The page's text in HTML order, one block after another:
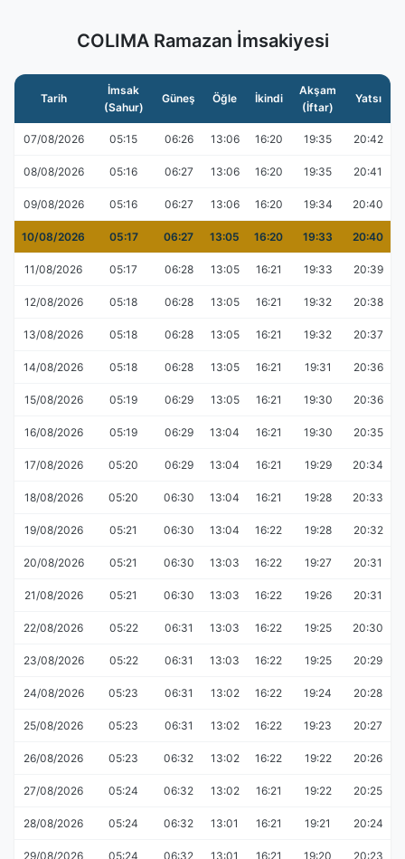
COLIMA Ramazan İmsakiyesi
Tarih
İmsak
(Sahur)
Güneş Öğle İkindi
Akşam
(İftar)
Yatsı
07/08/2026 05:15 06:26 13:06 16:20 19:35 20:42
08/08/2026 05:16 06:27 13:06 16:20 19:35 20:41
09/08/2026 05:16 06:27 13:06 16:20 19:34 20:40
10/08/2026 05:17 06:27 13:05 16:20 19:33 20:40
11/08/2026 05:17 06:28 13:05 16:21 19:33 20:39
12/08/2026 05:18 06:28 13:05 16:21 19:32 20:38
13/08/2026 05:18 06:28 13:05 16:21 19:32 20:37
14/08/2026 05:18 06:28 13:05 16:21 19:31 20:36
15/08/2026 05:19 06:29 13:05 16:21 19:30 20:36
16/08/2026 05:19 06:29 13:04 16:21 19:30 20:35
17/08/2026 05:20 06:29 13:04 16:21 19:29 20:34
18/08/2026 05:20 06:30 13:04 16:21 19:28 20:33
19/08/2026 05:21 06:30 13:04 16:22 19:28 20:32
20/08/2026 05:21 06:30 13:03 16:22 19:27 20:31
21/08/2026 05:21 06:30 13:03 16:22 19:26 20:31
22/08/2026 05:22 06:31 13:03 16:22 19:25 20:30
23/08/2026 05:22 06:31 13:03 16:22 19:25 20:29
24/08/2026 05:23 06:31 13:02 16:22 19:24 20:28
25/08/2026 05:23 06:31 13:02 16:22 19:23 20:27
26/08/2026 05:23 06:32 13:02 16:22 19:22 20:26
27/08/2026 05:24 06:32 13:02 16:21 19:22 20:25
28/08/2026 05:24 06:32 13:01 16:21 19:21 20:24
29/08/2026 05:24 06:32 13:01 16:21 19:20 20:23